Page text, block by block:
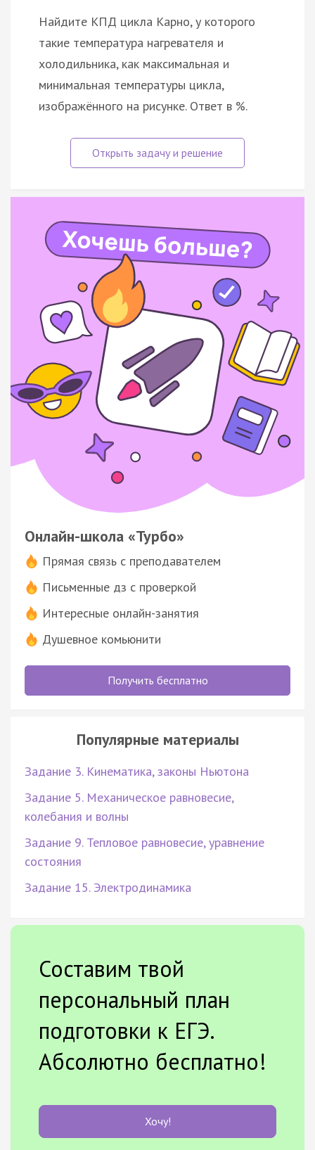
Найдите КПД цикла Карно, у которого
такие температура нагревателя и
холодильника, как максимальная и
минимальная температуры цикла,
изображённого на рисунке. Ответ в %.
Онлайн-школа «Турбо»
Прямая связь с преподавателем
Письменные дз с проверкой
Интересные онлайн-занятия
Душевное комьюнити
Получить бесплатно
Популярные материалы
Задание 3. Кинематика, законы Ньютона
Задание 5. Механическое равновесие,
колебания и волны
Задание 9. Тепловое равновесие, уравнение
состояния
Задание 15. Электродинамика
Составим твой
персональный план
подготовки к ЕГЭ.
Абсолютно бесплатно!
Хочу!